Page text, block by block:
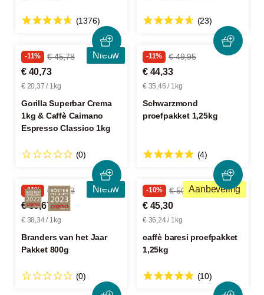
(1376) (23)
Nieuw
-11% € 45,78
€ 40,73
€ 20,37 / 1kg
Gorilla Superbar Crema
1kg & Caffè Caimano
Espresso Classico 1kg
(0)
-11% € 49,95
€ 44,33
€ 35,46 / 1kg
Schwarzmond
proefpakket 1,25kg
(4)
Nieuw
-11% € 34,59
€ 30,67
€ 38,34 / 1kg
Branders van het Jaar
Pakket 800g
(0)
Aanbeveling
-10% € 50,45
€ 45,30
€ 36,24 / 1kg
caffè baresi proefpakket
1,25kg
(10)